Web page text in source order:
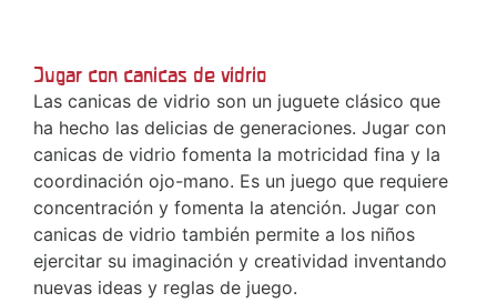
Jugar con canicas de vidrio
Las canicas de vidrio son un juguete clásico que
ha hecho las delicias de generaciones. Jugar con
canicas de vidrio fomenta la motricidad fina y la
coordinación ojo-mano. Es un juego que requiere
concentración y fomenta la atención. Jugar con
canicas de vidrio también permite a los niños
ejercitar su imaginación y creatividad inventando
nuevas ideas y reglas de juego.